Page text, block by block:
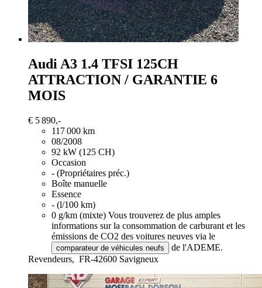
Audi A3 1.4 TFSI 125CH
ATTRACTION / GARANTIE 6
MOIS
€ 5 890,-
117 000 km
08/2008
92 kW (125 CH)
Occasion
- (Propriétaires préc.)
Boîte manuelle
Essence
- (l/100 km)
0 g/km (mixte) Vous trouverez de plus amples
informations sur la consommation de carburant et les
émissions de CO2 des voitures neuves via le
comparateur de véhicules neufs
de l'ADEME.
Revendeurs, FR-42600 Savigneux